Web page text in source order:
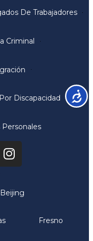
De Trabajadores
Criminal
Discapacidad
Beijing
Fresno